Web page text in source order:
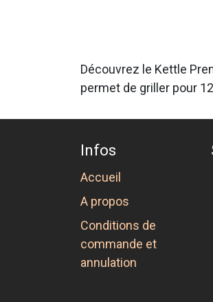
Découvrez le Kettle
permet de griller pour
Infos
Accueil
A propos
Conditions de
commande et
annulation